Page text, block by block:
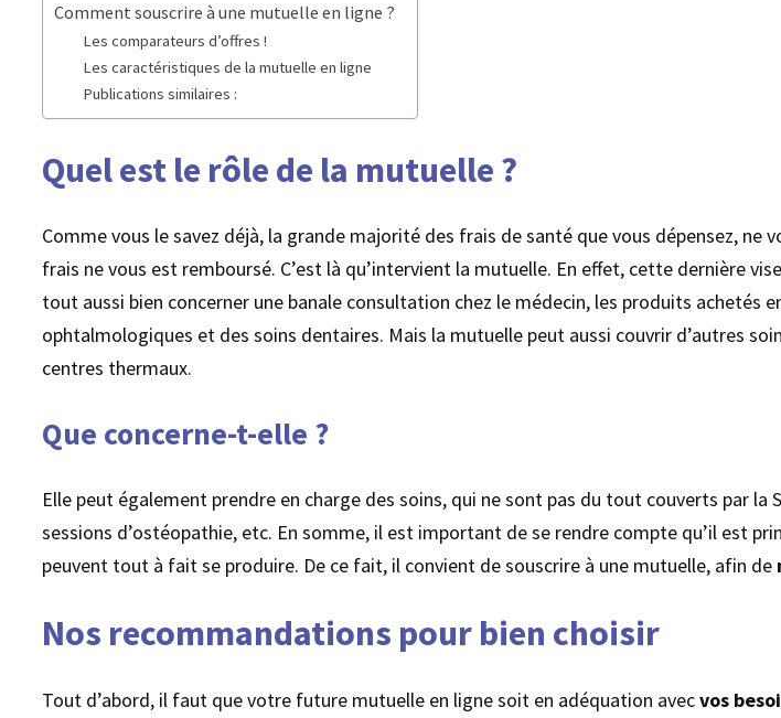
Comment souscrire à une mutuelle en ligne ?
Les comparateurs d’offres !
Les caractéristiques de la mutuelle en ligne
Publications similaires :
Quel est le rôle de la mutuelle ?
Comme vous le savez déjà, la grande majorité des frais de santé que vous dépensez, ne
frais ne vous est remboursé. C’est là qu’intervient la mutuelle. En effet, cette dernière
tout aussi bien concerner une banale consultation chez le médecin, les produits achetés
ophtalmologiques et des soins dentaires. Mais la mutuelle peut aussi couvrir d’autres
centres thermaux.
Que concerne-t-elle ?
Elle peut également prendre en charge des soins, qui ne sont pas du tout couverts par la
sessions d’ostéopathie, etc. En somme, il est important de se rendre compte qu’il est
peuvent tout à fait se produire. De ce fait, il convient de souscrire à une mutuelle, afin de
Nos recommandations pour bien choisir
Tout d’abord, il faut que votre future mutuelle en ligne soit en adéquation avecvos